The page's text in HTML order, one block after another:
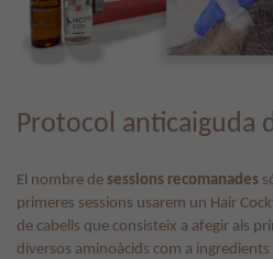
Protocol anticaiguda
El nombre de sessions recomanades
primeres sessions usarem un Hair
de cabells que consisteix a afegir als
diversos aminoàcids com a